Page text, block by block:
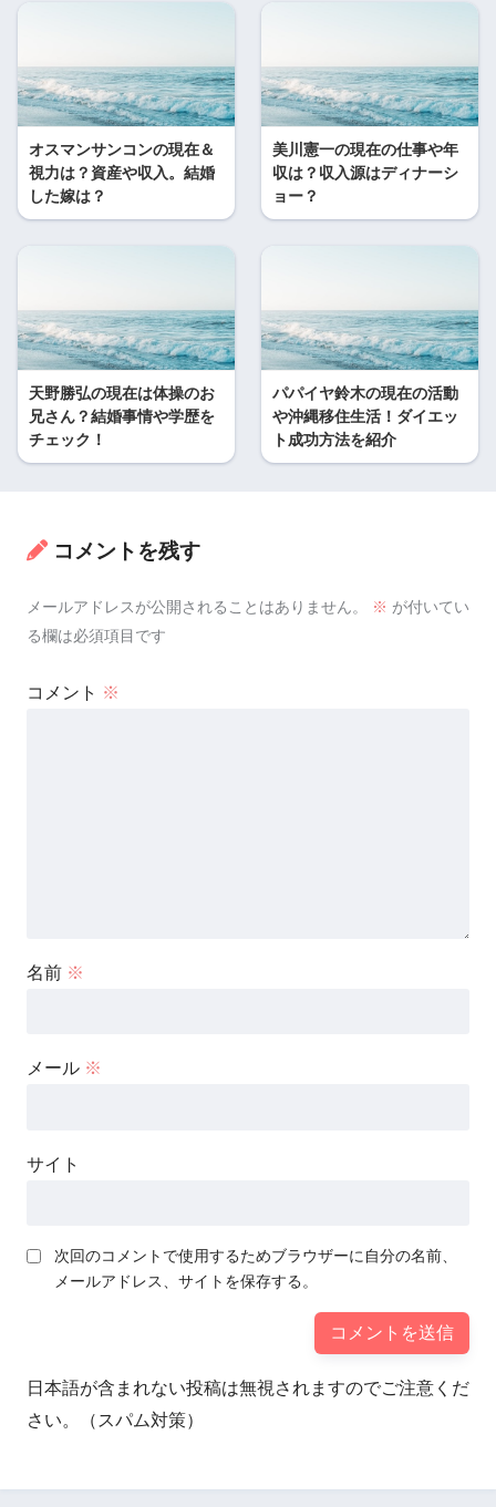
オスマンサンコンの現在＆
視力は？資産や収入。結婚
した嫁は？
美川憲一の現在の仕事や年
収は？収入源はディナーシ
ョー？
天野勝弘の現在は体操のお
兄さん？結婚事情や学歴を
チェック！
パパイヤ鈴木の現在の活動
や沖縄移住生活！ダイエッ
ト成功方法を紹介
コメントを残す
メールアドレスが公開されることはありません。 ※ が付いてい
る欄は必須項目です
コメント ※
名前 ※
メール ※
サイト
次回のコメントで使用するためブラウザーに自分の名前、
メールアドレス、サイトを保存する。
日本語が含まれない投稿は無視されますのでご注意くだ
さい。（スパム対策）